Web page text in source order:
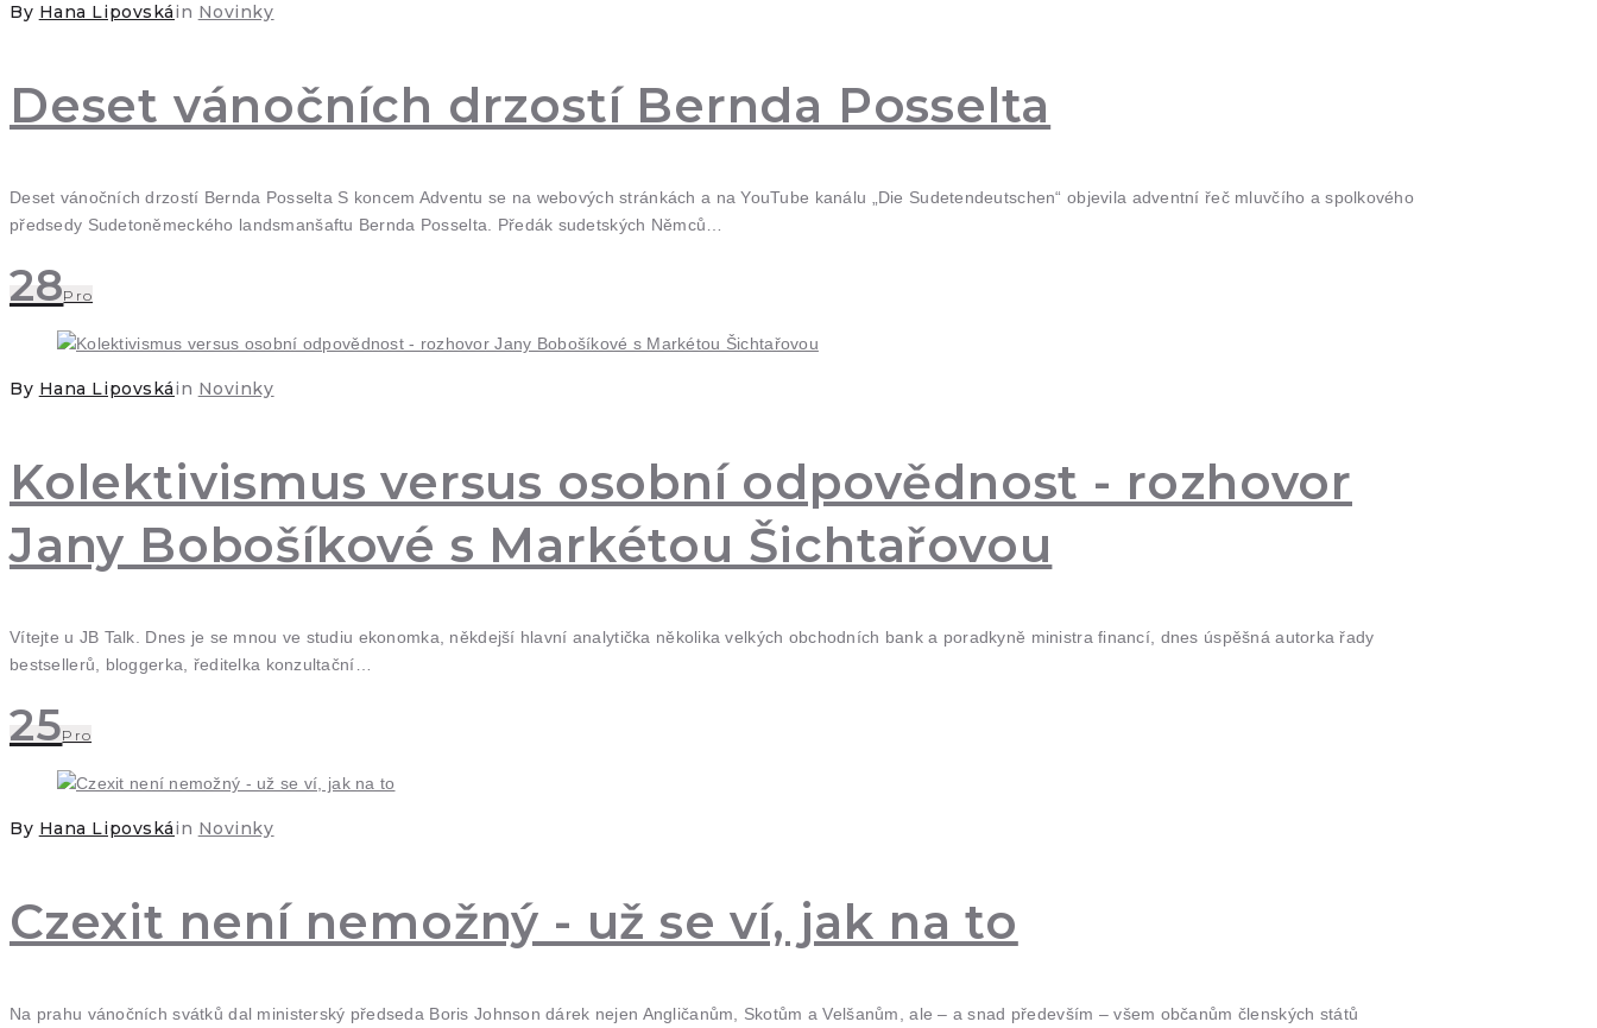
By Hana Lipovskáin Novinky
Deset vánočních drzostí Bernda Posselta
Deset vánočních drzostí Bernda Posselta S koncem Adventu se na webových stránkách a na YouTube kanálu „Die Sudetendeutschen“ objevila adventní řeč mluvčího a spolkového
předsedy Sudetoněmeckého landsmanšaftu Bernda Posselta. Předák sudetských Němců…
28Pro
By Hana Lipovskáin Novinky
Kolektivismus versus osobní odpovědnost - rozhovor
Jany Bobošíkové s Markétou Šichtařovou
Vítejte u JB Talk. Dnes je se mnou ve studiu ekonomka, někdejší hlavní analytička několika velkých obchodních bank a poradkyně ministra financí, dnes úspěšná autorka řady
bestsellerů, bloggerka, ředitelka konzultační…
25Pro
By Hana Lipovskáin Novinky
Czexit není nemožný - už se ví, jak na to
Na prahu vánočních svátků dal ministerský předseda Boris Johnson dárek nejen Angličanům, Skotům a Velšanům, ale – a snad především – všem občanům členských států